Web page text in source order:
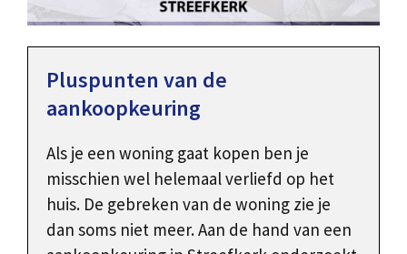
Pluspunten van de
aankoopkeuring
Als je een woning gaat kopen ben je
misschien wel helemaal verliefd op het
huis. De gebreken van de woning zie je
dan soms niet meer. Aan de hand van een